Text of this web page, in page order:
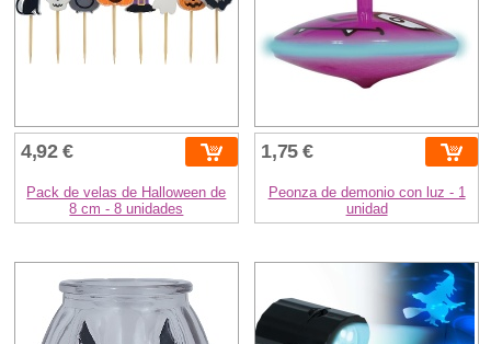
4,92 €
Pack de velas de Halloween de
8 cm - 8 unidades
1,75 €
Peonza de demonio con luz - 1
unidad